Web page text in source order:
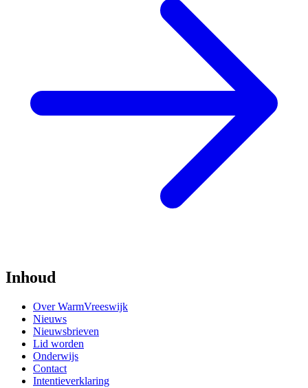
Inhoud
Over WarmVreeswijk
Nieuws
Nieuwsbrieven
Lid worden
Onderwijs
Contact
Intentieverklaring